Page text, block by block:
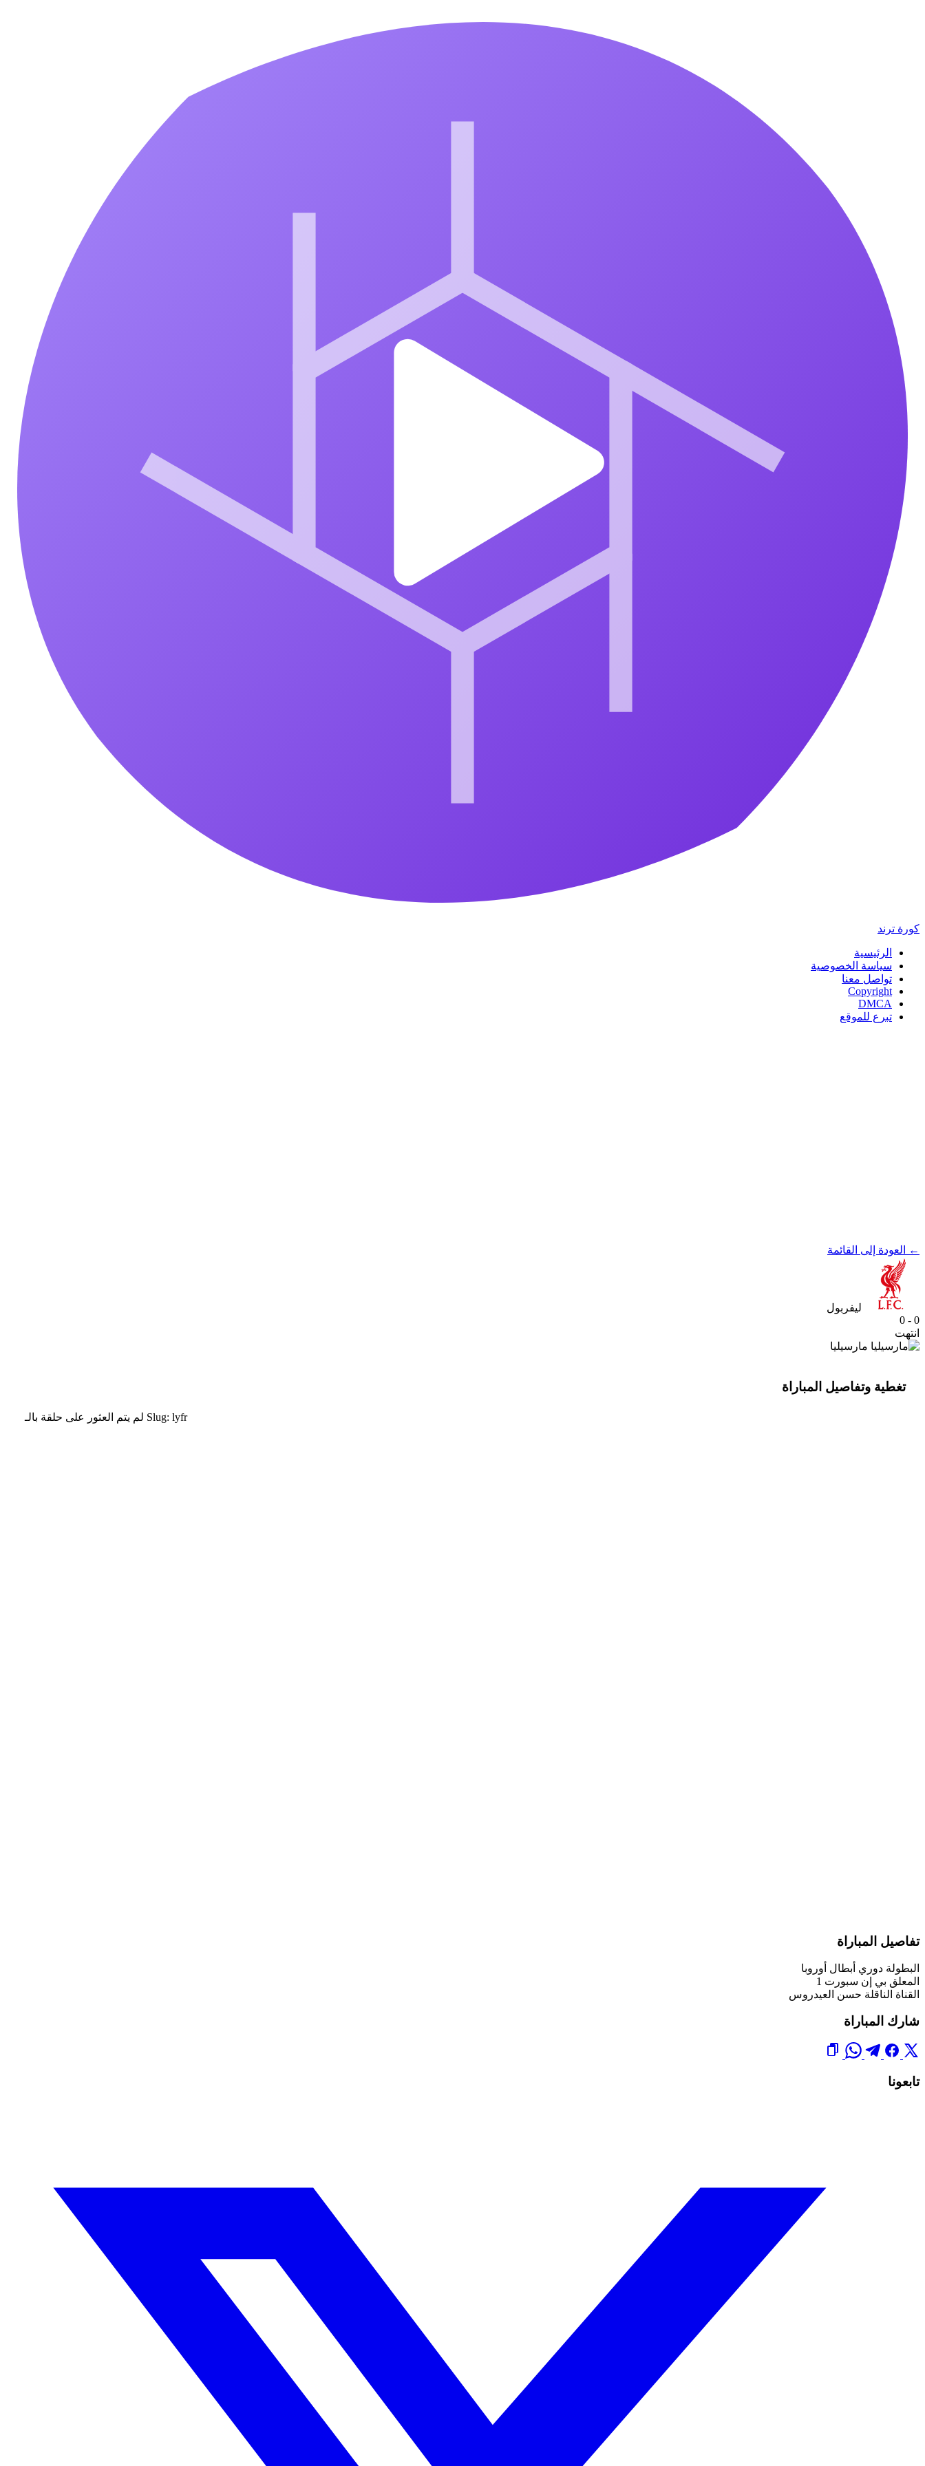
كورة ترند
الرئيسية
سياسة الخصوصية
تواصل معنا
Copyright
DMCA
تبرع للموقع
← العودة إلى القائمة
ليفربول
0 - 0
انتهت
مارسيليا
تغطية وتفاصيل المباراة
تفاصيل المباراة
البطولة دوري أبطال أوروبا
المعلق بي إن سبورت 1
القناة الناقلة حسن العيدروس
شارك المباراة
تابعونا